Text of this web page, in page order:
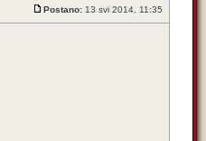
Postano: 13 svi 2014, 11:35